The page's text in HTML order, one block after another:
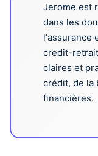
Jerome est
dans les
l'assurance
credit-
claires et
crédit, de la
financières.